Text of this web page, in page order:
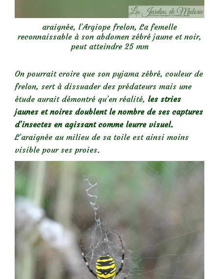
araignée, l’Argiope frelon, La femelle
reconnaissable à son abdomen zébré jaune et noir,
peut atteindre 25 mm
On pourrait croire que son pyjama zébré, couleur de
frelon, sert à dissuader des prédateurs mais une
étude aurait démontré qu’en réalité, les stries
jaunes et noires doublent le nombre de ses captures
d’insectes en agissant comme leurre visuel.
L’araignée au milieu de sa toile est ainsi moins
visible pour ses proies.